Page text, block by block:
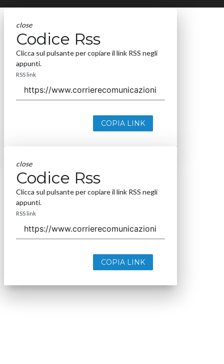
close
Codice Rss
Clicca sul pulsante per copiare il link RSS negli
appunti.
RSS link
COPIA LINK
close
Codice Rss
Clicca sul pulsante per copiare il link RSS negli
appunti.
RSS link
COPIA LINK